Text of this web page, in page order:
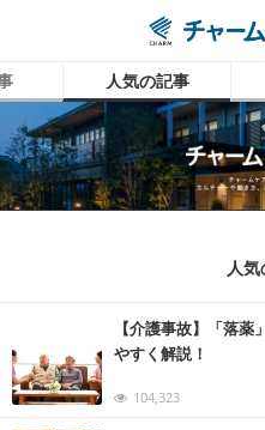
人気の記事
人
【介護事故】「落
やすく解説！
104,323